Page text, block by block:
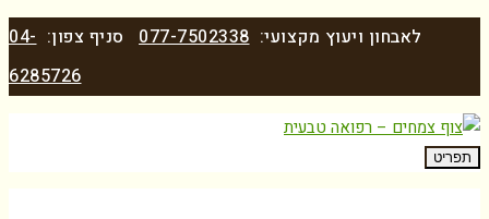
לאבחון ויעוץ מקצועי:077-7502338 סניף צפון:04-
6285726
תפריט